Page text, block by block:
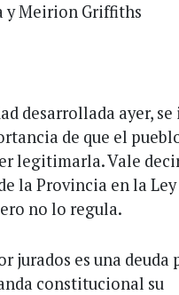
y Meirion Griffiths
desarrollada ayer,
de que el
legitimarla. Vale
la Provincia en la Ley
no lo regula.
jurados es una deuda
constitucional su